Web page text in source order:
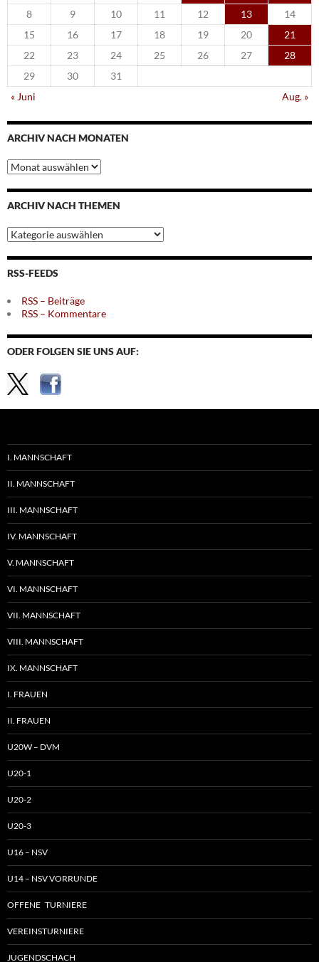
8
9 10 11 12 13
14
15
16 17 18 19 20
21
22
23 24 25 26 27
28
29
30
31
« Juni
Aug. »
ARCHIV NACH MONATEN
Archiv
nach
Monaten
ARCHIV NACH THEMEN
Archiv
nach
Themen
RSS-FEEDS
RSS – Beiträge
RSS – Kommentare
ODER FOLGEN SIE UNS AUF:
I. MANNSCHAFT
II. MANNSCHAFT
III. MANNSCHAFT
IV. MANNSCHAFT
V. MANNSCHAFT
VI. MANNSCHAFT
VII. MANNSCHAFT
VIII. MANNSCHAFT
IX. MANNSCHAFT
I. FRAUEN
II. FRAUEN
U20W – DVM
U20-1
U20-2
U20-3
U16 – NSV
U14 – NSV VORRUNDE
OFFENE TURNIERE
VEREINSTURNIERE
JUGENDSCHACH